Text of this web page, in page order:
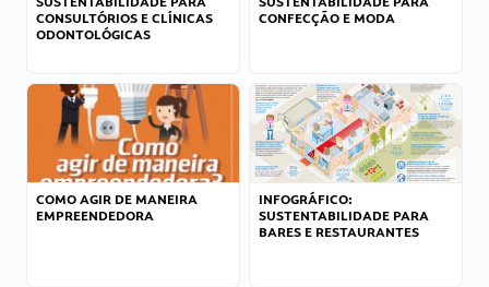
CONSULTÓRIOS E CLÍNICAS
ODONTOLÓGICAS
CONFECÇÃO E MODA
COMO AGIR DE MANEIRA
EMPREENDEDORA
INFOGRÁFICO:
SUSTENTABILIDADE PARA
BARES E RESTAURANTES